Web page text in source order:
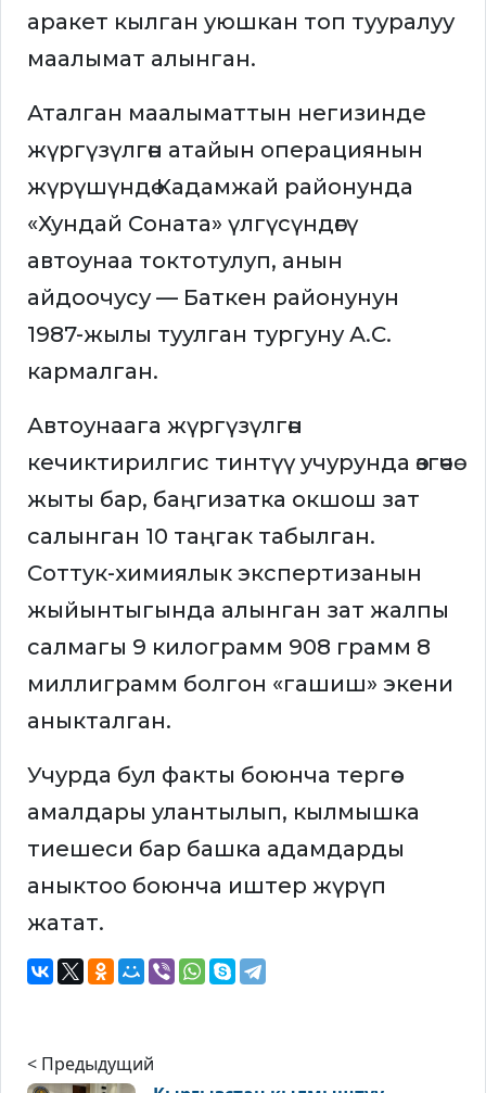
аракет кылган уюшкан топ тууралуу
маалымат алынган.
Аталган маалыматтын негизинде
жүргүзүлгөн атайын операциянын
жүрүшүндө Кадамжай районунда
«Хундай Соната» үлгүсүндөгү
автоунаа токтотулуп, анын
айдоочусу — Баткен районунун
1987-жылы туулган тургуну А.С.
кармалган.
Автоунаага жүргүзүлгөн
кечиктирилгис тинтүү учурунда өзгөчө
жыты бар, баңгизатка окшош зат
салынган 10 таңгак табылган.
Соттук-химиялык экспертизанын
жыйынтыгында алынган зат жалпы
салмагы 9 килограмм 908 грамм 8
миллиграмм болгон «гашиш» экени
аныкталган.
Учурда бул факты боюнча тергөө
амалдары улантылып, кылмышка
тиешеси бар башка адамдарды
аныктоо боюнча иштер жүрүп
жатат.
< Предыдущий